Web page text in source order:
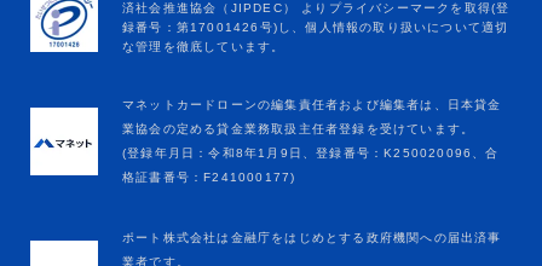
マネットカードローンの編集責任者および編集者は、日本貸金
業協会の定める貸金業務取扱主任者登録を受けています。
(登録年月日：令和8年1月9日、登録番号：K250020096、合
格証書番号：F241000177)
ポート株式会社は金融庁をはじめとする政府機関への届出済事
業者です。